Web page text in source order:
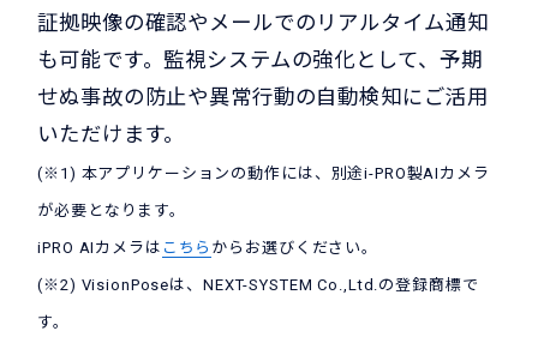
証拠映像の確認やメールでのリアルタイム通知
も可能です。監視システムの強化として、予期
せぬ事故の防止や異常行動の自動検知にご活用
いただけます。
(※1) 本アプリケーションの動作には、別途i-PRO製AIカメラ
が必要となります。
iPRO AIカメラは こちら からお選びください。
(※2) VisionPoseは、NEXT-SYSTEM Co.,Ltd.の登録商標で
す。